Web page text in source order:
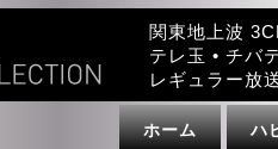
関東地上波
テレ玉 • チバ
レギュラー放
ホーム ハ